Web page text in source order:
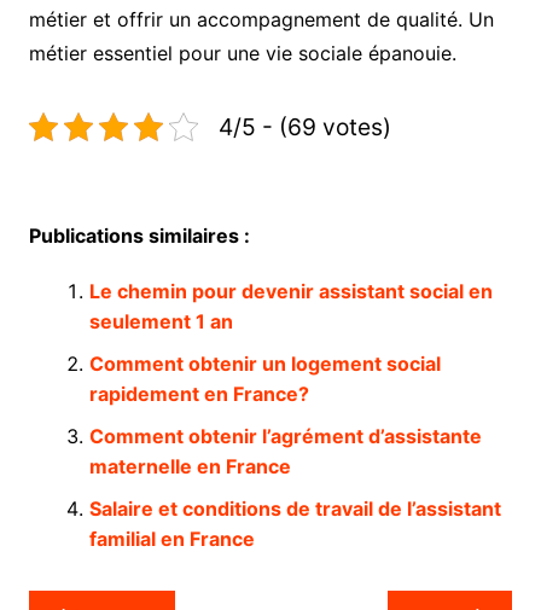
métier et offrir un accompagnement de qualité. Un
métier essentiel pour une vie sociale épanouie.
4/5 - (69 votes)
Publications similaires :
Le chemin pour devenir assistant social en
seulement 1 an
Comment obtenir un logement social
rapidement en France?
Comment obtenir l’agrément d’assistante
maternelle en France
Salaire et conditions de travail de l’assistant
familial en France